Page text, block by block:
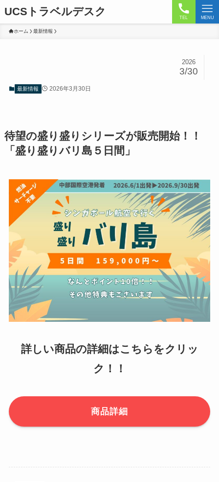
UCSトラベルデスク TEL MENU
ホーム 最新情報
2026
3/30
最新情報 2026年3月30日
待望の盛り盛りシリーズが販売開始！！
「盛り盛りバリ島５日間」
詳しい商品の詳細はこちらをクリッ
ク！！
商品詳細